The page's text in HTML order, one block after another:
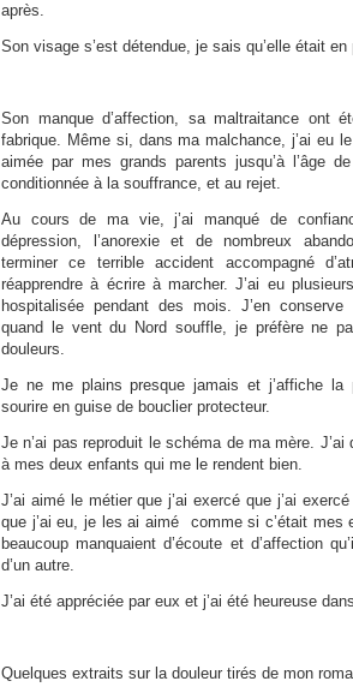
après.
Son visage s’est détendue, je sais qu’elle était en
Son manque d’affection, sa maltraitance ont
fabrique. Même si, dans ma malchance, j’ai eu
aimée par mes grands parents jusqu’à l’âge
conditionnée à la souffrance, et au rejet.
Au cours de ma vie, j’ai manqué de
dépression, l’anorexie et de nombreux
terminer ce terrible accident accompagné
réapprendre à écrire à marcher. J’ai eu
hospitalisée pendant des mois. J’en
quand le vent du Nord souffle, je préfère ne
douleurs.
Je ne me plains presque jamais et j’affiche la
sourire en guise de bouclier protecteur.
Je n’ai pas reproduit le schéma de ma mère. J’ai
à mes deux enfants qui me le rendent bien.
J’ai aimé le métier que j’ai exercé que j’ai
que j’ai eu, je les ai aimé comme si c’était mes
beaucoup manquaient d’écoute et d’affection
d’un autre.
J’ai été appréciée par eux et j’ai été heureuse
Quelques extraits sur la douleur tirés de mon